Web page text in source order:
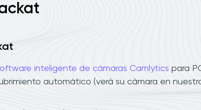
inteligente de cámaras Camlytics para
automático (verá su cámara en